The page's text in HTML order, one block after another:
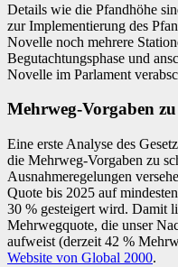
Details wie die Pfandhöhe
zur Implementierung des
Novelle noch mehrere
Begutachtungsphase und
Novelle im Parlament
Mehrweg-Vorgaben
Eine erste Analyse des
die Mehrweg-Vorgaben zu
Ausnahmeregelungen
Quote bis 2025 auf
30 % gesteigert wird. Damit
Mehrwegquote, die unser
aufweist (derzeit 42 %
Website von Global 2000.